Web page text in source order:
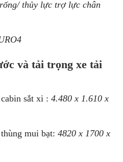
thủy lực trợ lực chân
và tải trọng xe tải
sắt xi : 4.480 x 1.610 x
mui bạt: 4820 x 1700 x